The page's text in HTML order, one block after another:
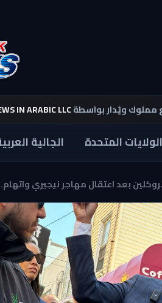
مملوك ويُدار بواسطةIN ARABIC LLC
الولايات المتحدة الجالية
بعد اعتقال مهاجر نيجيري